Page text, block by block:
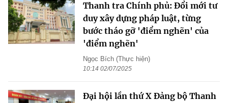
Thanh tra Chính phủ: Đổi mới tư
duy xây dựng pháp luật, từng
bước tháo gỡ 'điểm nghẽn' của
'điểm nghẽn'
Ngọc Bích (Thực hiện)
10:14 02/07/2025
Đại hội lần thứ X Đảng bộ Thanh